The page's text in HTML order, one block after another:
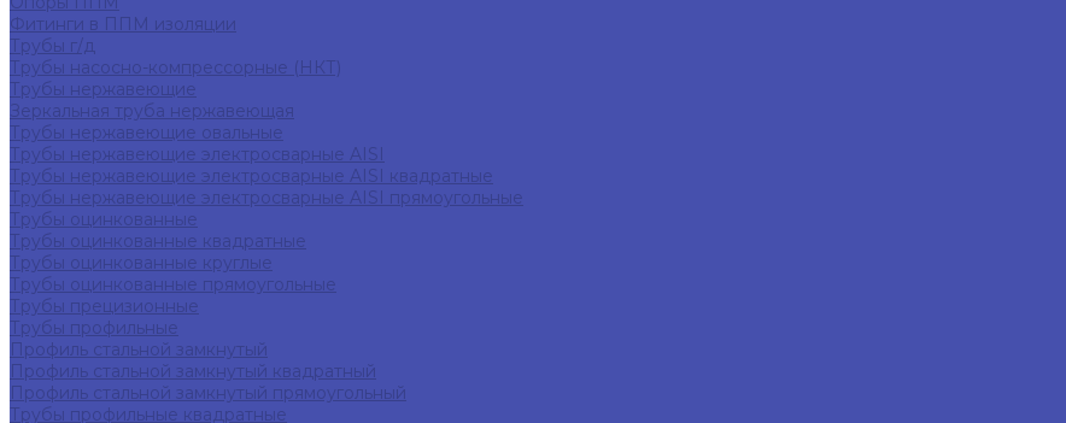
Фитинги в ППМ изоляции
Трубы г/д
Трубы насосно-компрессорные (НКТ)
Трубы нержавеющие
Зеркальная труба нержавеющая
Трубы нержавеющие овальные
Трубы нержавеющие электросварные AISI
Трубы нержавеющие электросварные AISI квадратные
Трубы нержавеющие электросварные AISI прямоугольные
Трубы оцинкованные
Трубы оцинкованные квадратные
Трубы оцинкованные круглые
Трубы оцинкованные прямоугольные
Трубы прецизионные
Трубы профильные
Профиль стальной замкнутый
Профиль стальной замкнутый квадратный
Профиль стальной замкнутый прямоугольный
Трубы профильные квадратные